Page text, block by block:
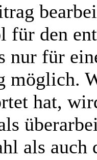
für den
nur für
möglich.
hat,
als